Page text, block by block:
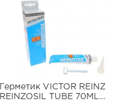
Герметик VICTOR REINZ
REINZOSIL TUBE 70ML